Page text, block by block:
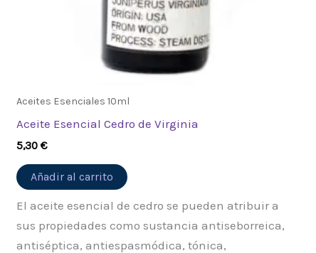
Aceites Esenciales 10ml
Aceite Esencial Cedro de Virginia
5,30€
Añadir al carrito
El aceite esencial de cedro se pueden atribuir a
sus propiedades como sustancia antiseborreica,
antiséptica, antiespasmódica, tónica,